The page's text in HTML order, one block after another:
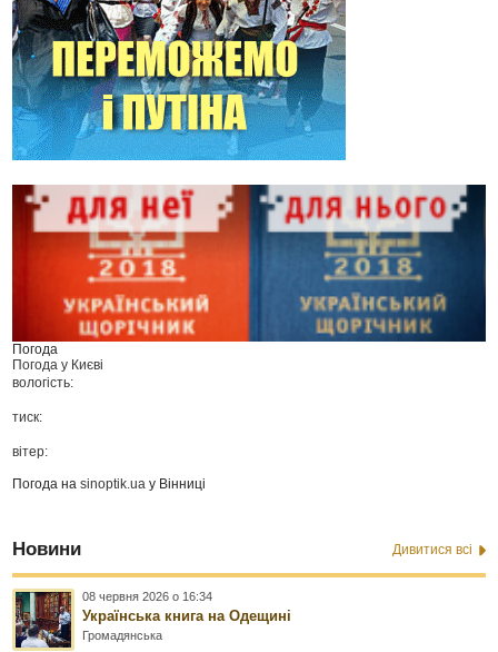
Погода
Погода у Києві
вологість:
тиск:
вітер:
Погода наsinoptik.ua у Вінниці
Новини Дивитися всі
08 червня 2026 о 16:34
Українська книга на Одещині
Громадянська